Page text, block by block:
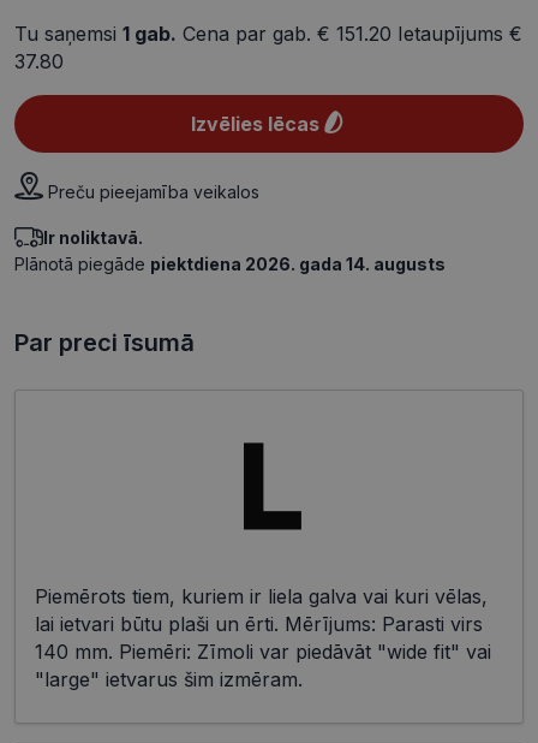
Tu saņemsi 1 gab. Cena par gab. € 151.20 Ietaupījums €
37.80
Izvēlies lēcas
Preču pieejamība veikalos
Ir noliktavā.
Plānotā piegāde piektdiena 2026. gada 14. augusts
Par preci īsumā
Piemērots tiem, kuriem ir liela galva vai kuri vēlas,
lai ietvari būtu plaši un ērti. Mērījums: Parasti virs
140 mm. Piemēri: Zīmoli var piedāvāt "wide fit" vai
"large" ietvarus šim izmēram.